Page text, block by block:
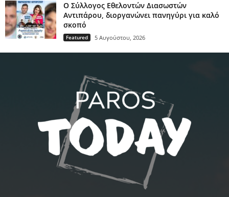
O Σύλλογος Εθελοντών Διασωστών
Αντιπάρου, διοργανώνει πανηγύρι για καλό
σκοπό
Featured 5 Αυγούστου, 2026